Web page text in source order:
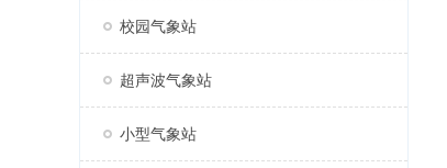
校园气象站
超声波气象站
小型气象站